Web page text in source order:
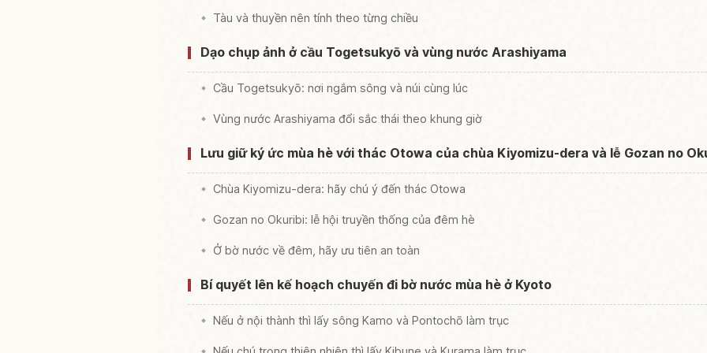
Tàu và thuyền nên tính theo từng chiều
Dạo chụp ảnh ở cầu Togetsukyō và vùng nước Arashiyama
Cầu Togetsukyō: nơi ngắm sông và núi cùng lúc
Vùng nước Arashiyama đổi sắc thái theo khung giờ
Lưu giữ ký ức mùa hè với thác Otowa của chùa Kiyomizu-dera và lễ Gozan no
Chùa Kiyomizu-dera: hãy chú ý đến thác Otowa
Gozan no Okuribi: lễ hội truyền thống của đêm hè
Ở bờ nước về đêm, hãy ưu tiên an toàn
Bí quyết lên kế hoạch chuyến đi bờ nước mùa hè ở Kyoto
Nếu ở nội thành thì lấy sông Kamo và Pontochō làm trục